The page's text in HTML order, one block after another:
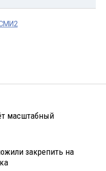
масштабный
закрепить на